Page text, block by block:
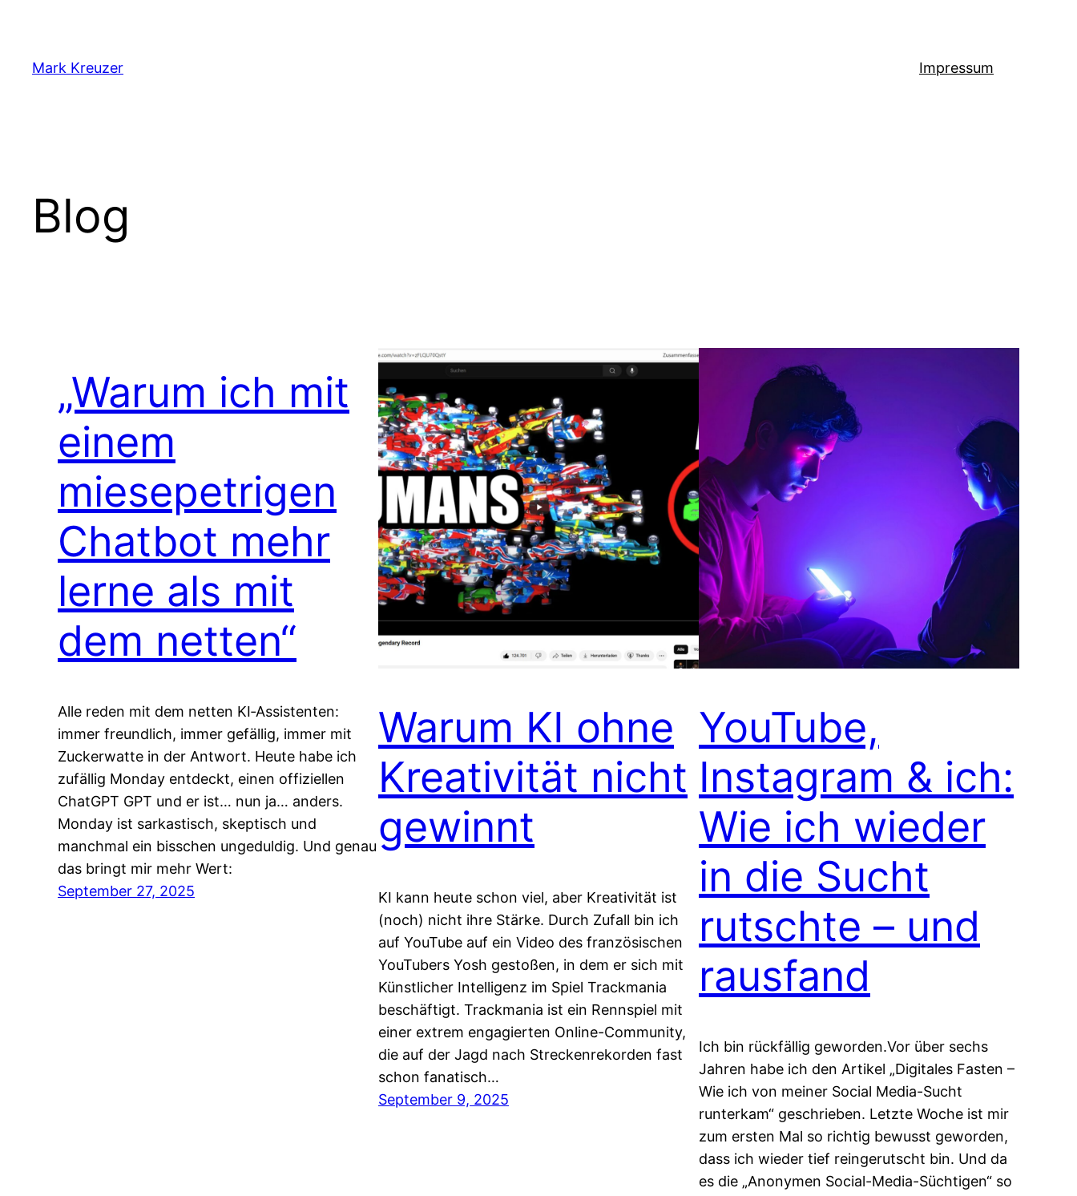
springen
Mark Kreuzer Impressum
Blog
„Warum ich mit
einem
miesepetrigen
Chatbot mehr
lerne als mit
dem netten“
Alle reden mit dem netten KI‑Assistenten:
immer freundlich, immer gefällig, immer mit
Zuckerwatte in der Antwort. Heute habe ich
zufällig Monday entdeckt, einen offiziellen
ChatGPT GPT und er ist… nun ja… anders.
Monday ist sarkastisch, skeptisch und
manchmal ein bisschen ungeduldig. Und genau
das bringt mir mehr Wert:
September 27, 2025
Warum KI ohne
Kreativität nicht
gewinnt
KI kann heute schon viel, aber Kreativität ist
(noch) nicht ihre Stärke. Durch Zufall bin ich
auf YouTube auf ein Video des französischen
YouTubers Yosh gestoßen, in dem er sich mit
Künstlicher Intelligenz im Spiel Trackmania
beschäftigt. Trackmania ist ein Rennspiel mit
einer extrem engagierten Online-Community,
die auf der Jagd nach Streckenrekorden fast
schon fanatisch…
September 9, 2025
YouTube,
Instagram & ich:
Wie ich wieder
in die Sucht
rutschte – und
rausfand
Ich bin rückfällig geworden.Vor über sechs
Jahren habe ich den Artikel „Digitales Fasten –
Wie ich von meiner Social Media-Sucht
runterkam“ geschrieben. Letzte Woche ist mir
zum ersten Mal so richtig bewusst geworden,
dass ich wieder tief reingerutscht bin. Und da
es die „Anonymen Social-Media-Süchtigen“ so